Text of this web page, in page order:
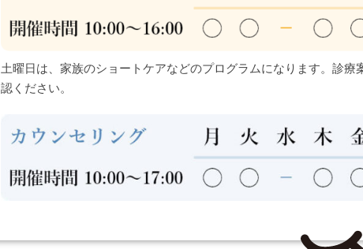
土曜日は、家族のショートケアなどのプログラムになります。診療
認ください。